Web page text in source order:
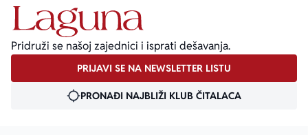
Pridruži se našoj zajednici i isprati dešavanja.
PRIJAVI SE NA NEWSLETTER LISTU
PRONAĐI NAJBLIŽI KLUB ČITALACA